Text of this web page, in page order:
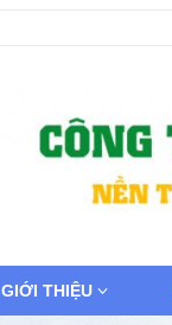
GIỚI THIỆU